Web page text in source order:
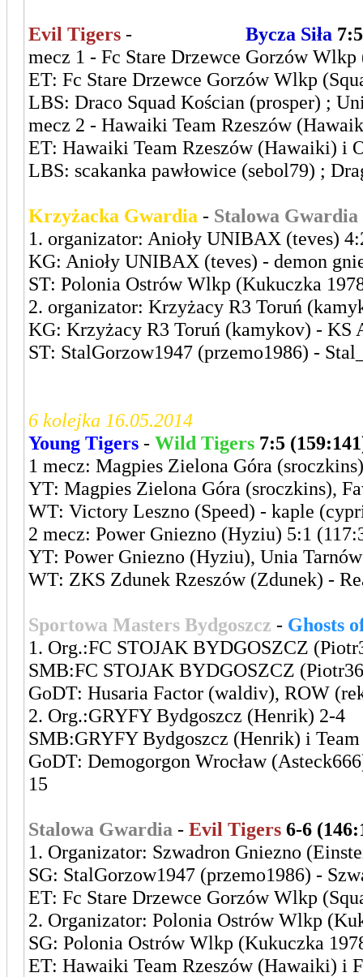
Evil Tigers - Bycza Siła
mecz 1 - Fc Stare Drzewce Gorzów
ET: Fc Stare Drzewce Gorzów Wlkp
LBS: Draco Squad Kościan (prosper) ;
mecz 2 - Hawaiki Team Rzeszów
ET: Hawaiki Team Rzeszów (Hawaiki) i
LBS: scakanka pawłowice (sebol79) ;
Krzyżacka Gwardia - Stalowa Gwardia
1. organizator: Anioły UNIBAX (teves)
KG: Anioły UNIBAX (teves) - demon
ST: Polonia Ostrów Wlkp (Kukuczka
2. organizator: Krzyżacy R3 Toruń
KG: Krzyżacy R3 Toruń (kamykov) - KS
ST: StalGorzow1947 (przemo1986) -
6 kolejka 16.05.2014
Young Tigers - Wild Tigers 7:5
1 mecz: Magpies Zielona Góra
YT: Magpies Zielona Góra (sroczkins),
WT: Victory Leszno (Speed) - kaple
2 mecz: Power Gniezno (Hyziu) 5:1
YT: Power Gniezno (Hyziu), Unia
WT: ZKS Zdunek Rzeszów (Zdunek) -
Sportowa Masters Bydgoszcz - Ghosts
1. Org.:FC STOJAK BYDGOSZCZ
SMB:FC STOJAK BYDGOSZCZ
GoDT: Husaria Factor (waldiv), ROW
2. Org.:GRYFY Bydgoszcz (Henrik) 2-4
SMB:GRYFY Bydgoszcz (Henrik) i
GoDT: Demogorgon Wrocław
15
Stalowa Gwardia - Evil Tigers 6-6
1. Organizator: Szwadron Gniezno
SG: StalGorzow1947 (przemo1986) -
ET: Fc Stare Drzewce Gorzów Wlkp
2. Organizator: Polonia Ostrów Wlkp
SG: Polonia Ostrów Wlkp (Kukuczka
ET: Hawaiki Team Rzeszów (Hawaiki) i